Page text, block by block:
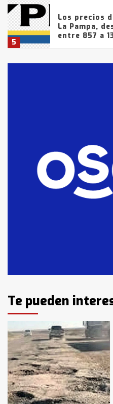
5
Los precios
La Pampa,
entre 857 a
fueron
tarde del
T.Lauquen:
lo que fue
3
Identidad de
pampeanos
en la
4
Accidente
joven de
Te pueden